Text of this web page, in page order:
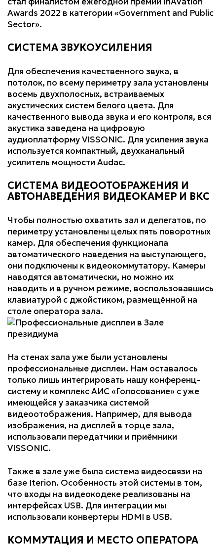
Awards 2022 в категории «Government and Public
Sector».
СИСТЕМА ЗВУКОУСИЛЕНИЯ
Для обеспечения качественного звука, в
потолок, по всему периметру зала установлены
восемь двухполосных, встраиваемых
акустических систем белого цвета. Для
качественного вывода звука и его контроля, вся
акустика заведена на цифровую
аудиоплатформу VISSONIC. Для усиления звука
используется компактный, двухканальный
усилитель мощности Audac.
СИСТЕМА ВИДЕООТОБРАЖЕНИЯ И
АВТОНАВЕДЕНИЯ ВИДЕОКАМЕР И ВКС
Чтобы полностью охватить зал и делегатов, по
периметру установлены целых пять поворотных
камер. Для обеспечения функционала
автоматического наведения на выступающего,
они подключены к видеокоммутатору. Камеры
наводятся автоматически, но можно их
наводить и в ручном режиме, воспользовавшись
клавиатурой с джойстиком, размещённой на
столе оператора зала.
На стенах зала уже были установлены
профессиональные дисплеи. Нам оставалось
только лишь интегрировать нашу конференц-
систему и комплекс АИС «Голосование» с уже
имеющейся у заказчика системой
видеоотображения. Например, для вывода
изображения, на дисплей в торце зала,
использовали передатчики и приёмники
VISSONIC.
Также в зале уже была система видеосвязи на
базе Iterion. Особенность этой системы в том,
что входы на видеокодеке реализованы на
интерфейсах USB. Для интеграции мы
использовали конвертеры HDMI в USB.
КОММУТАЦИЯ И МЕСТО ОПЕРАТОРА